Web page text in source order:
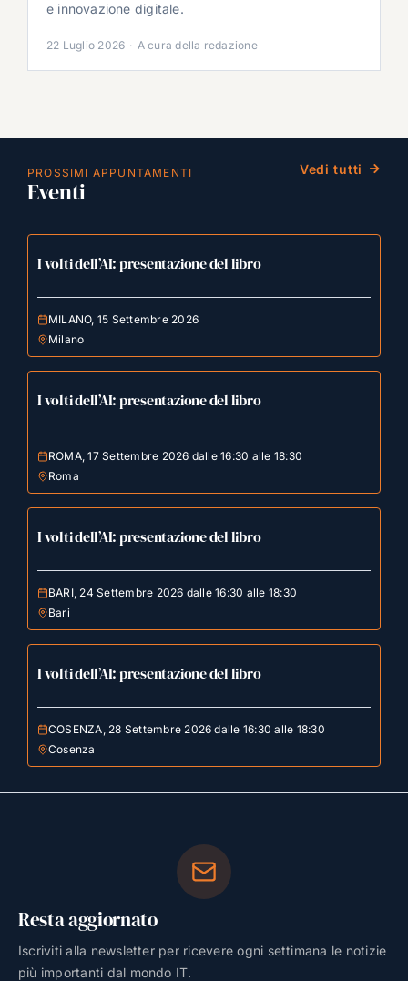
e innovazione digitale.
22 Luglio 2026 · A cura della redazione
PROSSIMI APPUNTAMENTI
Eventi
Vedi tutti
I volti dell’AI: presentazione del libro
MILANO, 15 Settembre 2026
Milano
I volti dell’AI: presentazione del libro
ROMA, 17 Settembre 2026 dalle 16:30 alle 18:30
Roma
I volti dell’AI: presentazione del libro
BARI, 24 Settembre 2026 dalle 16:30 alle 18:30
Bari
I volti dell’AI: presentazione del libro
COSENZA, 28 Settembre 2026 dalle 16:30 alle 18:30
Cosenza
Resta aggiornato
Iscriviti alla newsletter per ricevere ogni settimana le notizie
più importanti dal mondo IT.